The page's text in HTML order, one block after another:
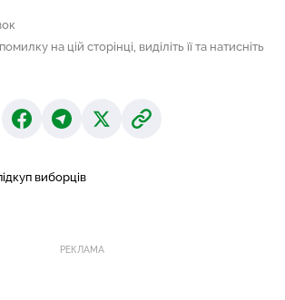
на цій сторінці, виділіть її та натисніть
виборців
РЕКЛАМА